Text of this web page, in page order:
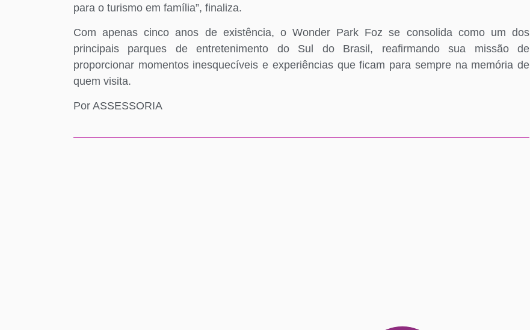
para o turismo em família”, finaliza.
Com apenas cinco anos de existência, o Wonder Park Foz se consolida como um dos
principais parques de entretenimento do Sul do Brasil, reafirmando sua missão de
proporcionar momentos inesquecíveis e experiências que ficam para sempre na memória de
quem visita.
Por ASSESSORIA